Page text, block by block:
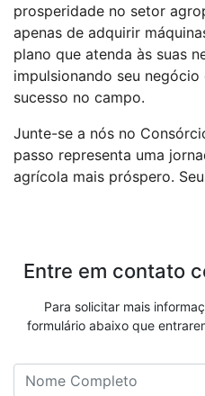
prosperidade no setor
apenas de adquirir
plano que atenda às suas
impulsionando seu
sucesso no campo.
Junte-se a nós no
passo representa uma
agrícola mais próspero.
Entre em contato
Para solicitar mais
formulário abaixo que